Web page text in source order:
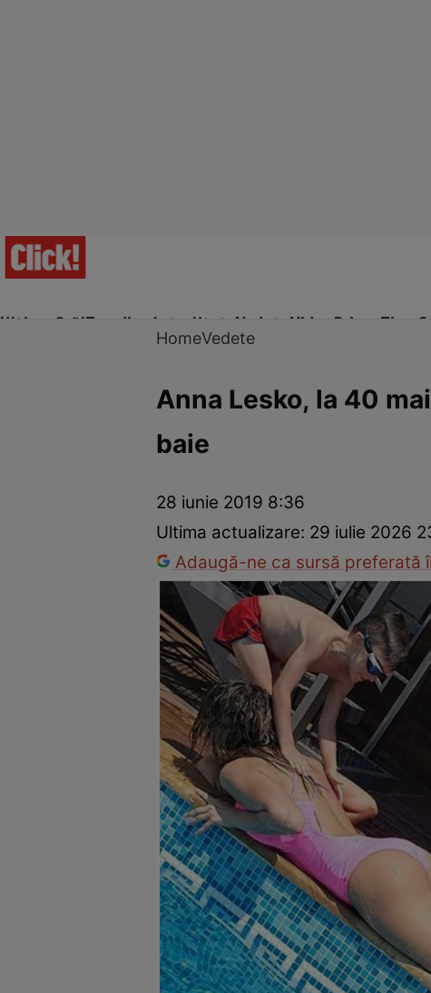
Ultima Oră!Trending Actualitate Vedete Video Prime Time
Vedete internaționaleVedete românești
HomeVedete
Anna Lesko, la 40
baie
28 iunie 2019 8:36
Ultima actualizare: 29 iulie 2026
Adaugă-ne ca sursă preferată